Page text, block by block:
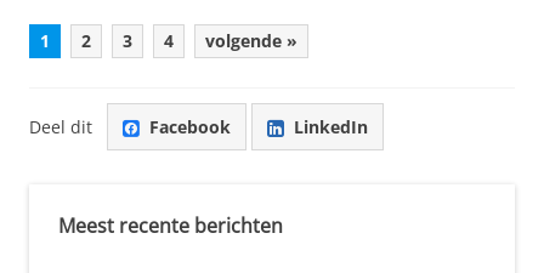
1 2 3 4 volgende »
Deel dit Facebook LinkedIn
Meest recente berichten